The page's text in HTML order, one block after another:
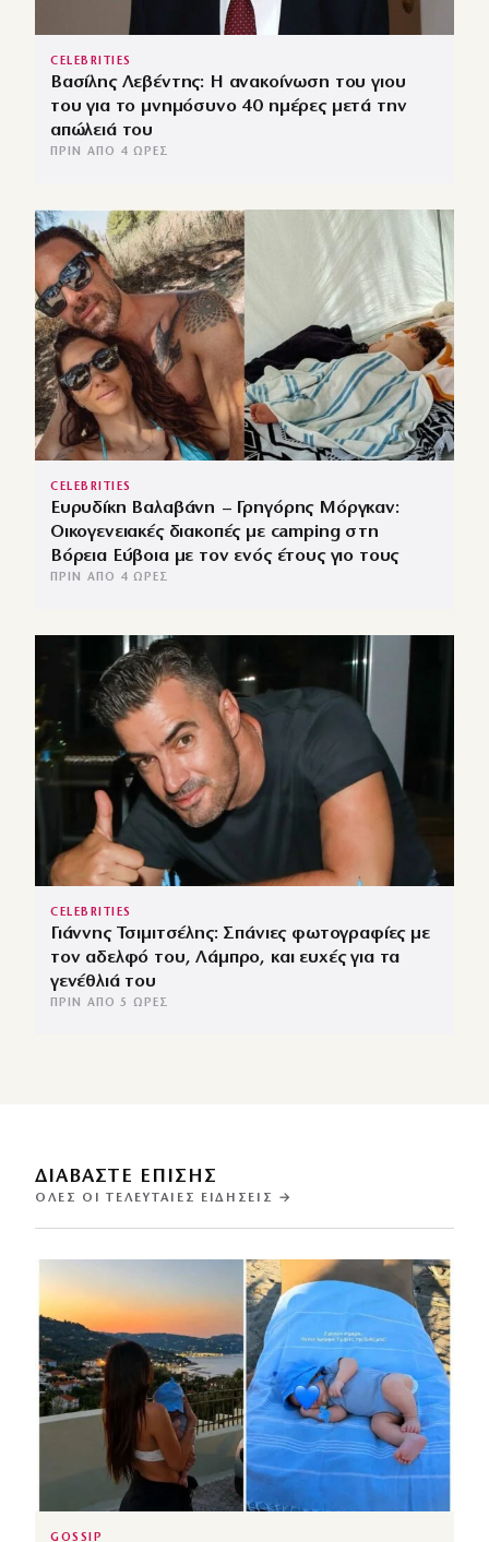
CELEBRITIES
Βασίλης Λεβέντης: Η ανακοίνωση του γιου
του για το μνημόσυνο 40 ημέρες μετά την
απώλειά του
ΠΡΙΝ ΑΠΌ 4 ΏΡΕΣ
CELEBRITIES
Ευρυδίκη Βαλαβάνη – Γρηγόρης Μόργκαν:
Οικογενειακές διακοπές με camping στη
Βόρεια Εύβοια με τον ενός έτους γιο τους
ΠΡΙΝ ΑΠΌ 4 ΏΡΕΣ
CELEBRITIES
Γιάννης Τσιμιτσέλης: Σπάνιες φωτογραφίες με
τον αδελφό του, Λάμπρο, και ευχές για τα
γενέθλιά του
ΠΡΙΝ ΑΠΌ 5 ΏΡΕΣ
ΔΙΑΒΑΣΤΕ ΕΠΙΣΗΣ
ΌΛΕΣ ΟΙ ΤΕΛΕΥΤΑΊΕΣ ΕΙΔΉΣΕΙΣ →
GOSSIP